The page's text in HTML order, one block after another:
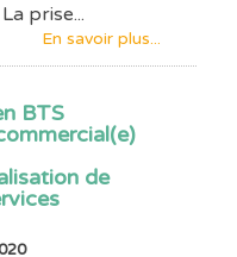
prise...
En savoir plus...
BTS
de